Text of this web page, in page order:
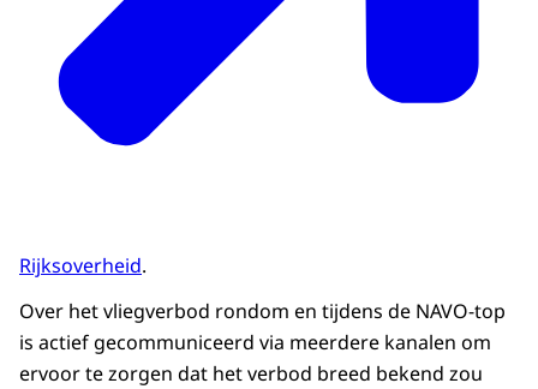
Rijksoverheid.
Over het vliegverbod rondom en tijdens de NAVO-top
is actief gecommuniceerd via meerdere kanalen om
ervoor te zorgen dat het verbod breed bekend zou